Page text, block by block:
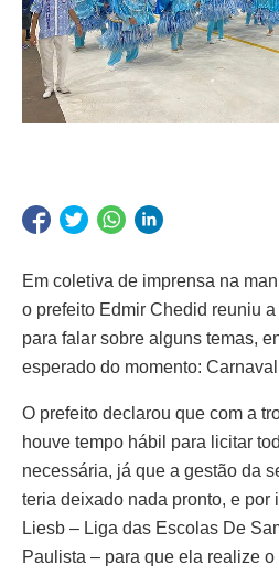
Em coletiva de imprensa na
o prefeito Edmir Chedid reuniu
para falar sobre alguns temas,
esperado do momento:
O prefeito declarou que com a
houve tempo hábil para licitar
necessária, já que a gestão da
teria deixado nada pronto, e por
Liesb – Liga das Escolas De
Paulista – para que ela realize